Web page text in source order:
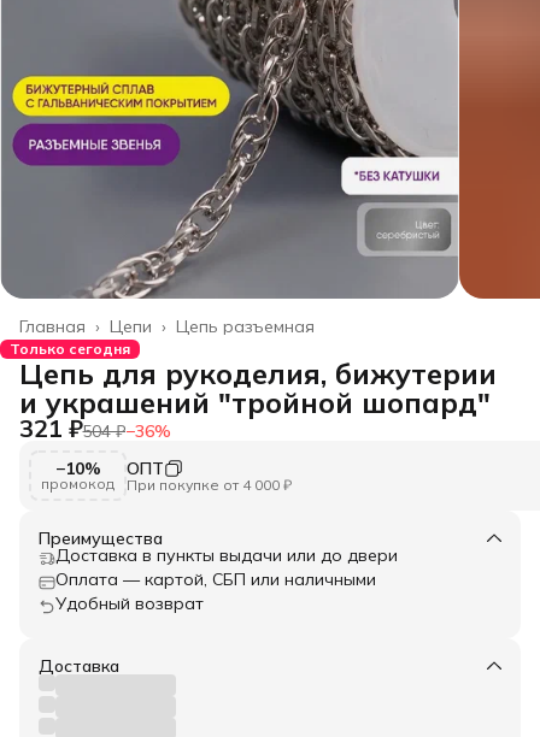
Цепь разъемная
Цепи ›
Главная ›
Только сегодня
Цепь для рукоделия, бижутерии
и украшений "тройной шопард"
321 ₽504 ₽−36%
−10%
промокод
ОПТ
При покупке от 4 000 ₽
Преимущества
Доставка в пункты выдачи или до двери
Оплата — картой, СБП или наличными
Удобный возврат
Доставка